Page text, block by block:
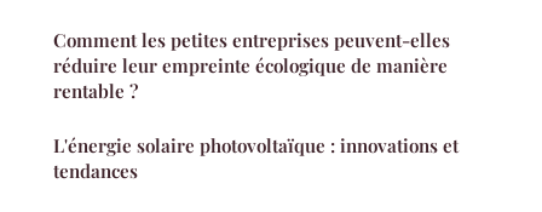
Comment les petites entreprises peuvent-elles
réduire leur empreinte écologique de manière
rentable ?
L'énergie solaire photovoltaïque : innovations et
tendances